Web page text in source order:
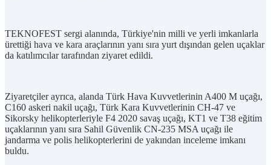
TEKNOFEST sergi alanında, Türkiye'nin milli ve yerli imkanlarla
ürettiği hava ve kara araçlarının yanı sıra yurt dışından gelen uçaklar
da katılımcılar tarafından ziyaret edildi.
Ziyaretçiler ayrıca, alanda Türk Hava Kuvvetlerinin A400 M uçağı,
C160 askeri nakil uçağı, Türk Kara Kuvvetlerinin CH-47 ve
Sikorsky helikopterleriyle F4 2020 savaş uçağı, KT1 ve T38 eğitim
uçaklarının yanı sıra Sahil Güvenlik CN-235 MSA uçağı ile
jandarma ve polis helikopterlerini de yakından inceleme imkanı
buldu.